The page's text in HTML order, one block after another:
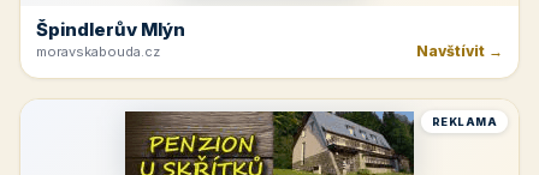
Špindlerův Mlýn
moravskabouda.cz Navštívit →
REKLAMA